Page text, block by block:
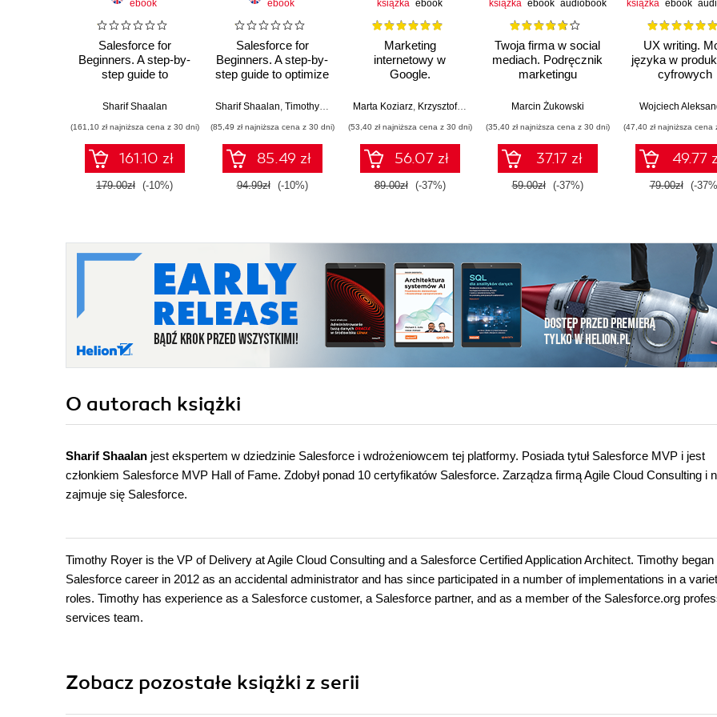
ebook
Salesforce for
Beginners. A step-by-
step guide to
and automating sales
processes
Sharif Shaalan
(161,10 zł najniższa cena z 30 dni)
161.10 zł
179.00zł (-10%)
ebook
Salesforce for
Beginners. A step-by-
step guide to optimize
and automate
with the Salesforce
platform - Second
Edition
Sharif Shaalan, Timothy Royer
(85,49 zł najniższa cena z 30 dni)
85.49 zł
94.99zł (-10%)
książka ebook
Marketing
internetowy w
Google.
& Google Analytics 4
commerce,
marketerów. Wydanie
II zaktualizowane i
rozszerzone
Marta Koziarz, Krzysztof Marzec Tomasz Trzósło
(53,40 zł najniższa cena z 30 dni)
56.07 zł
89.00zł (-37%)
książka ebook audiobook
Twoja firma w social
mediach. Podręcznik
marketingu
małych i średnich
Wydanie IV
poszerzone
Marcin Żukowski
(35,40 zł najniższa cena z 30 dni)
37.17 zł
59.00zł (-37%)
książka ebook
UX writing.
języka w
cyfrowych
Wojciech
(47,40 zł najniższa cena
49.77
79.00zł (-
O autorach książki
Sharif Shaalan jest ekspertem w dziedzinie Salesforce i wdrożeniowcem tej platformy. Posiada tytuł Salesforce MVP i jest
członkiem Salesforce MVP Hall of Fame. Zdobył ponad 10 certyfikatów Salesforce. Zarządza firmą Agile Cloud Consulting i
zajmuje się Salesforce.
Timothy Royer is the VP of Delivery at Agile Cloud Consulting and a Salesforce Certified Application Architect. Timothy began
Salesforce career in 2012 as an accidental administrator and has since participated in a number of implementations in a
roles. Timothy has experience as a Salesforce customer, a Salesforce partner, and as a member of the Salesforce.org
services team.
Zobacz pozostałe książki z serii